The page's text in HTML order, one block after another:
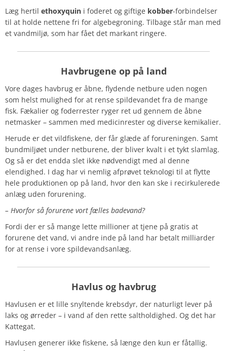
Læg hertil ethoxyquin i foderet og giftige kobber-forbindelser
til at holde nettene fri for algebegroning. Tilbage står man med
et vandmiljø, som har fået det markant ringere.
Havbrugene op på land
Vore dages havbrug er åbne, flydende netbure uden nogen
som helst mulighed for at rense spildevandet fra de mange
fisk. Fækalier og foderrester ryger ret ud gennem de åbne
netmasker – sammen med medicinrester og diverse kemikalier.
Herude er det vildfiskene, der får glæde af forureningen. Samt
bundmiljøet under netburene, der bliver kvalt i et tykt slamlag.
Og så er det endda slet ikke nødvendigt med al denne
elendighed. I dag har vi nemlig afprøvet teknologi til at flytte
hele produktionen op på land, hvor den kan ske i recirkulerede
anlæg uden forurening.
– Hvorfor så forurene vort fælles badevand?
Fordi der er så mange lette millioner at tjene på gratis at
forurene det vand, vi andre inde på land har betalt milliarder
for at rense i vore spildevandsanlæg.
Havlus og havbrug
Havlusen er et lille snyltende krebsdyr, der naturligt lever på
laks og ørreder – i vand af den rette saltholdighed. Og det har
Kattegat.
Havlusen generer ikke fiskene, så længe den kun er fåtallig.